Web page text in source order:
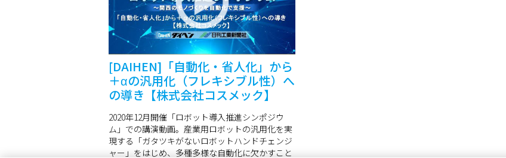
[DAIHEN]「自動化・省人化」から
＋αの汎用化（フレキシブル性）へ
の導き【株式会社コスメック】
2020年12月開催「ロボット導入推進シンポジウ
ム」での講演動画。産業用ロボットの汎用化を実
現する「ガタツキがないロボットハンドチェンジ
ャー」をはじめ、多種多様な自動化に欠かすこと